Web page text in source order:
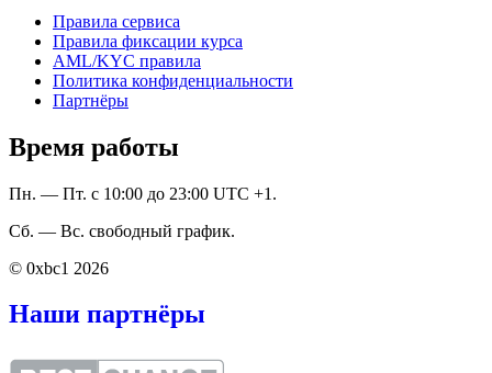
Правила сервиса
Правила фиксации курса
AML/KYC правила
Политика конфиденциальности
Партнёры
Время работы
Пн. — Пт. с 10:00 до 23:00 UTC +1.
Сб. — Вс. свободный график.
© 0xbc1 2026
Наши партнёры